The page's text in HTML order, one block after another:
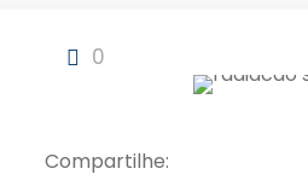
0
Compartilhe: